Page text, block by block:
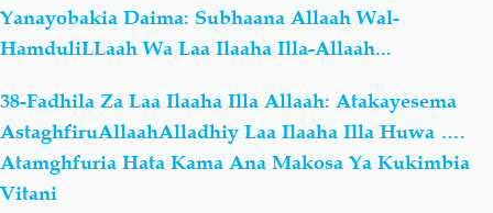
Yanayobakia Daima: Subhaana Allaah Wal-
HamduliLLaah Wa Laa Ilaaha Illa-Allaah...
38-Fadhila Za Laa Ilaaha Illa Allaah: Atakayesema
AstaghfiruAllaahAlladhiy Laa Ilaaha Illa Huwa ….
Atamghfuria Hata Kama Ana Makosa Ya Kukimbia
Vitani